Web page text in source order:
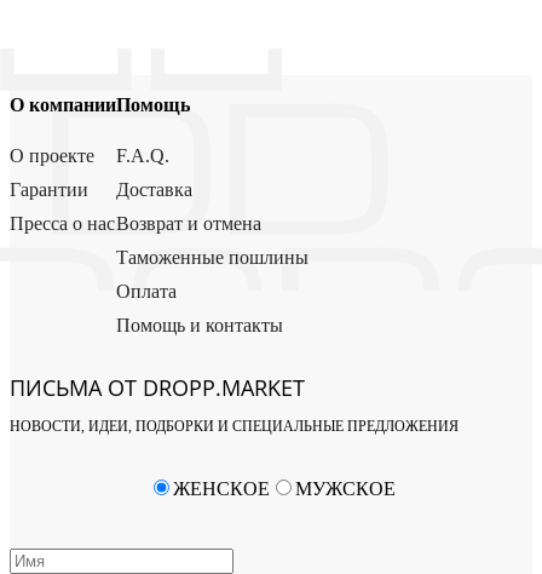
О компании
О проекте
Гарантии
Пресса о нас
Помощь
F.A.Q.
Доставка
Возврат и отмена
Таможенные пошлины
Оплата
Помощь и контакты
ПИСЬМА ОТ DROPP.MARKET
НОВОСТИ, ИДЕИ, ПОДБОРКИ И СПЕЦИАЛЬНЫЕ ПРЕДЛОЖЕНИЯ
ЖЕНСКОЕ МУЖСКОЕ